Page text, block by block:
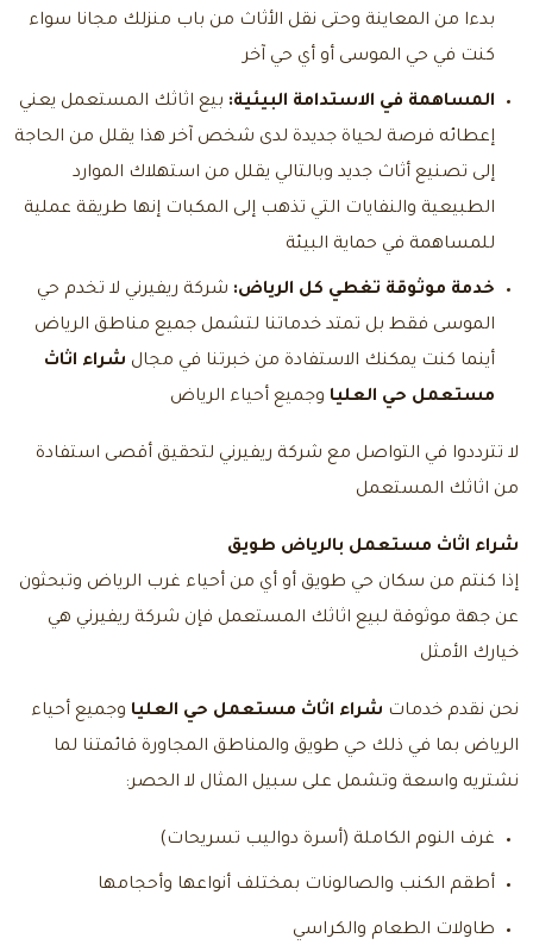
بدءا من المعاينة وحتى نقل الأثاث من باب منزلك مجانا سواء
كنت في حي الموسى أو أي حي آخر
المساهمة في الاستدامة البيئية: بيع اثاثك المستعمل يعني
إعطائه فرصة لحياة جديدة لدى شخص آخر هذا يقلل من الحاجة
إلى تصنيع أثاث جديد وبالتالي يقلل من استهلاك الموارد
الطبيعية والنفايات التي تذهب إلى المكبات إنها طريقة عملية
للمساهمة في حماية البيئة
خدمة موثوقة تغطي كل الرياض: شركة ريفيرني لا تخدم حي
الموسى فقط بل تمتد خدماتنا لتشمل جميع مناطق الرياض
أينما كنت يمكنك الاستفادة من خبرتنا في مجال شراء اثاث
مستعمل حي العليا وجميع أحياء الرياض
لا تترددوا في التواصل مع شركة ريفيرني لتحقيق أقصى استفادة
من اثاثك المستعمل
شراء اثاث مستعمل بالرياض طويق
إذا كنتم من سكان حي طويق أو أي من أحياء غرب الرياض وتبحثون
عن جهة موثوقة لبيع اثاثك المستعمل فإن شركة ريفيرني هي
خيارك الأمثل
نحن نقدم خدمات شراء اثاث مستعمل حي العليا وجميع أحياء
الرياض بما في ذلك حي طويق والمناطق المجاورة قائمتنا لما
نشتريه واسعة وتشمل على سبيل المثال لا الحصر:
غرف النوم الكاملة (أسرة دواليب تسريحات)
أطقم الكنب والصالونات بمختلف أنواعها وأحجامها
طاولات الطعام والكراسي